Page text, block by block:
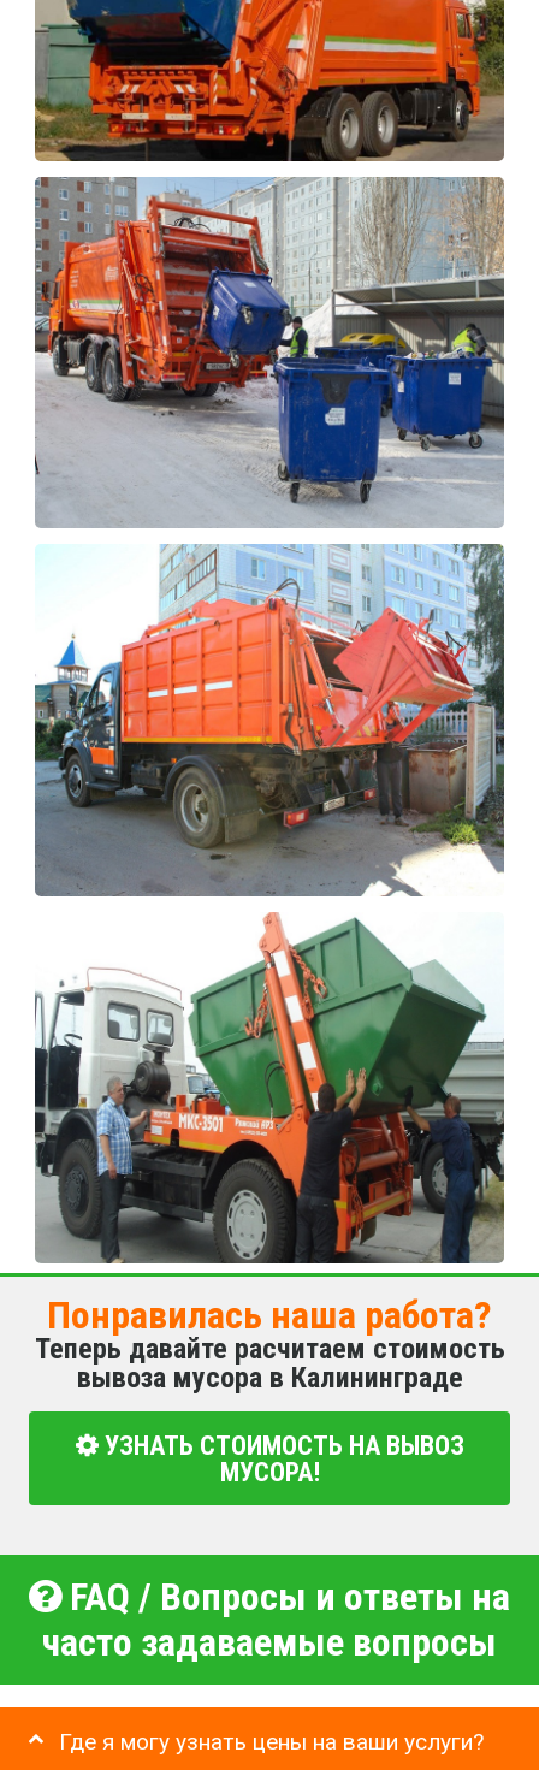
Понравилась наша работа?
Теперь давайте расчитаем стоимость
вывоза мусора в Калининграде
УЗНАТЬ СТОИМОСТЬ НА ВЫВОЗ
МУСОРА!
FAQ / Вопросы и ответы на
часто задаваемые вопросы
Где я могу узнать цены на ваши услуги?